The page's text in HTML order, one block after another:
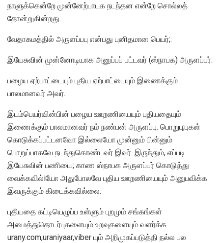
நாளுக்கென்றே முன்னேற்பாடக நடந்தன என்றே சொல்லத்
தோன்றுகின்றது.
வேதாகமத்தில் அருளப்பபு என்பது புனிதமான பெயர்;.
இயேசுவின் முன்னோடியாக அனுப்பப் பட்டவர் (ஸ்நாபக) அருளப்பர்.
பழைய ஏற்பாட்டையும் புதிய ஏற்பாட்டையும் இணைக்கும்
பாலமானவர் அவர்.
இடம்பெயர்வின்பின் பழைய ஊறணியையும் புதியதையும்
இணைக்கும் பாலமானவர் நம் நண்பன் அருளப்பு. பொறுபு;புகள்
கொடுக்கப்பட்டனவோ இல்லையோ முன்னும் பின்னும்
பொறுப்பாகவே நடந்துகொண்டவர் இவர். இருந்தும், எப்படி
இயேசுவின் பணியை; காண ஸ்நாபக அருளப்பர் கொடுத்து
வைக்கவில்iயோ அதுபோலவே புதிய ஊறணியையும் அனுபவிக்க
இவருக்கும் கிடைக்கவில்லை.
புதியதை கட்டியெழுப்ப உள்ளும் புறமும் சங்கங்கள்
அமைத்துதொடர்புகளையும் உறவுகளையும் வளர்க்க
urany.com,uraniyaar,viber யும் அறிமுகப்படுத்தி நல்ல பல